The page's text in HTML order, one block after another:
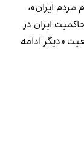
مردم ایران»،
ایران در
«دیگر ادامه